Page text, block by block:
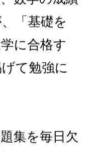
「基礎を
に合格す
て勉強に
集を毎日欠